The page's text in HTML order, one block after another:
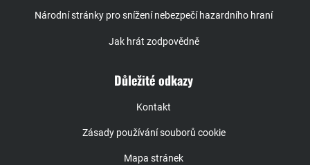
Národní stránky pro snížení nebezpečí hazardního hraní
Jak hrát zodpovědně
Důležité odkazy
Kontakt
Zásady používání souborů cookie
Mapa stránek